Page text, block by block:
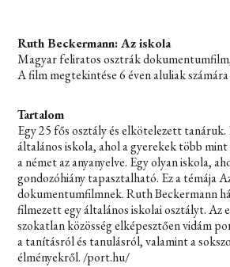
Ruth Beckermann: Az iskola
Magyar feliratos osztrák
A film megtekintése 6 éven aluliak
Tartalom
Egy 25 fős osztály és elkötelezett tanáruk.
általános iskola, ahol a gyerekek több mint
a német az anyanyelve. Egy olyan iskola,
gondozóhiány tapasztalható. Ez a témája
dokumentumfilmnek. Ruth Beckermann
filmezett egy általános iskolai osztályt. Az
szokatlan közösség elképesztően vidám
a tanításról és tanulásról, valamint a
élményekről. /port.hu/